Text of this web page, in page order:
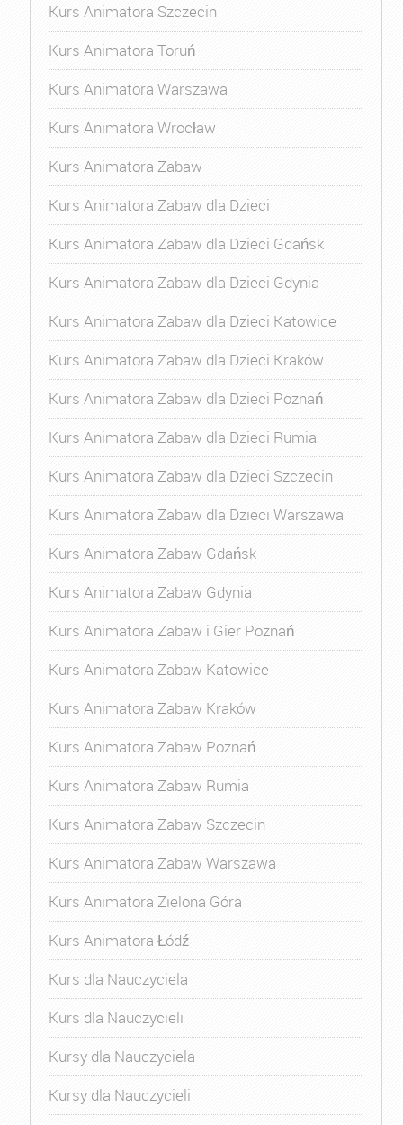
Kurs Animatora Szczecin
Kurs Animatora Toruń
Kurs Animatora Warszawa
Kurs Animatora Wrocław
Kurs Animatora Zabaw
Kurs Animatora Zabaw dla Dzieci
Kurs Animatora Zabaw dla Dzieci Gdańsk
Kurs Animatora Zabaw dla Dzieci Gdynia
Kurs Animatora Zabaw dla Dzieci Katowice
Kurs Animatora Zabaw dla Dzieci Kraków
Kurs Animatora Zabaw dla Dzieci Poznań
Kurs Animatora Zabaw dla Dzieci Rumia
Kurs Animatora Zabaw dla Dzieci Szczecin
Kurs Animatora Zabaw dla Dzieci Warszawa
Kurs Animatora Zabaw Gdańsk
Kurs Animatora Zabaw Gdynia
Kurs Animatora Zabaw i Gier Poznań
Kurs Animatora Zabaw Katowice
Kurs Animatora Zabaw Kraków
Kurs Animatora Zabaw Poznań
Kurs Animatora Zabaw Rumia
Kurs Animatora Zabaw Szczecin
Kurs Animatora Zabaw Warszawa
Kurs Animatora Zielona Góra
Kurs Animatora Łódź
Kurs dla Nauczyciela
Kurs dla Nauczycieli
Kursy dla Nauczyciela
Kursy dla Nauczycieli